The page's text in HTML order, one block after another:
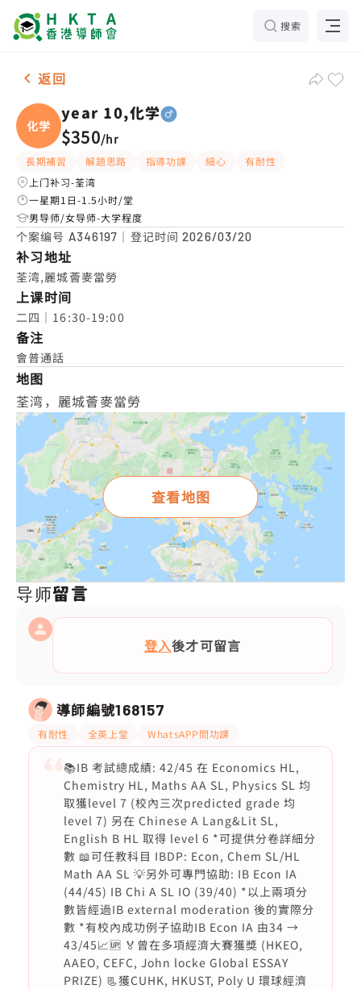
搜索
男-1名 year 10,化学，荃湾 补习推介
返回
化学
year 10,化学
$350/hr
長期補習 解題思路 指導功課 細心
有耐性
上门补习-荃湾
一星期1日-1.5小时/堂
男导师/女导师-大学程度
个案编号 A346197 ｜登记时间2026/03/20
补习地址
荃湾,麗城薈麥當勞
上课时间
二四｜16:30-19:00
备注
會普通話
地图
荃湾，麗城薈麥當勞
查看地图
导师留言
登入後才可留言
導師編號168157
有耐性 全英上堂 WhatsAPP問功課
📚IB 考試總成績: 42/45 在 Economics HL,
Chemistry HL, Maths AA SL, Physics SL 均
取獲level 7 (校內三次predicted grade 均
level 7) 另在 Chinese A Lang&Lit SL,
English B HL 取得 level 6 *可提供分卷詳細分
數 📖可任教科目 IBDP: Econ, Chem SL/HL
Math AA SL 💡另外可專門協助: IB Econ IA
(44/45) IB Chi A SL IO (39/40) *以上兩項分
數皆經過IB external moderation 後的實際分
數 *有校內成功例子協助IB Econ IA 由34 →
43/45📈🆙 🏅曾在多項經濟大賽獲獎 (HKEO,
AAEO, CEFC, John locke Global ESSAY
PRIZE) 📃獲CUHK, HKUST, Poly U 環球經濟